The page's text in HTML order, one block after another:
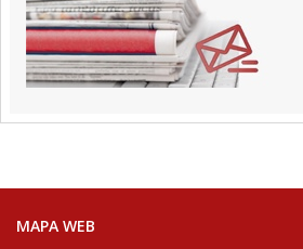
MAPA WEB